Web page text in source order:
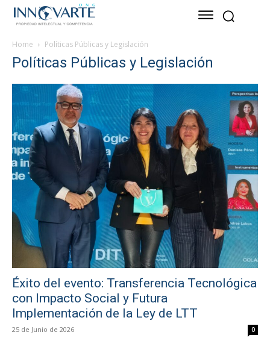
Home Políticas Públicas y Legislación
Políticas Públicas y Legislación
Éxito del evento: Transferencia Tecnológica
con Impacto Social y Futura
Implementación de la Ley de LTT
25 de Junio de 2026 0